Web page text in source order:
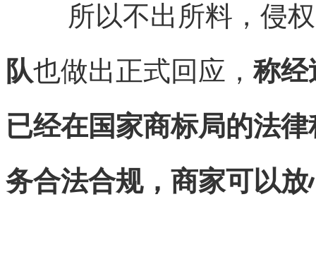
所以不出所料，侵
队也做出正式回应，称经
已经在国家商标局的法
务合法合规，商家可以